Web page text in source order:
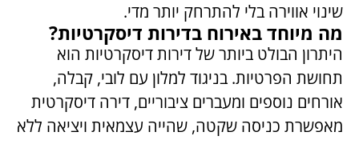
שינוי אווירה בלי להתרחק יותר מדי.
מה מיוחד באירוח בדירות דיסקרטיות?
היתרון הבולט ביותר של דירות דיסקרטיות הוא
תחושת הפרטיות. בניגוד למלון עם לובי, קבלה,
אורחים נוספים ומעברים ציבוריים, דירה דיסקרטית
מאפשרת כניסה שקטה, שהייה עצמאית ויציאה ללא